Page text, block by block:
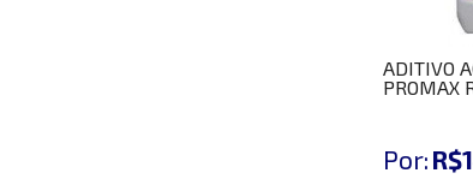
ADITIVO
PROMAX
Por: